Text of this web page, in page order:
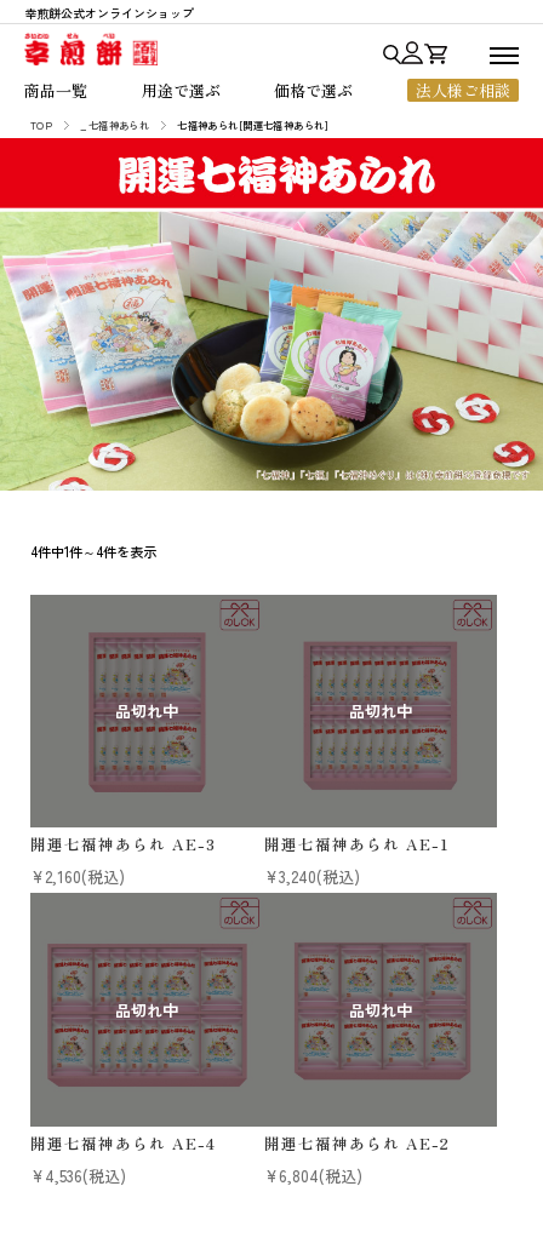
幸煎餅公式オンラインショップ
商品一覧
七福神あられ
七福神シリーズ
銀座七福神
おいしいハート
のれん百年
一枚焼
限定商品
用途で選ぶ
贈答・ご進物
お中元・お歳暮
法人様向けギフト
ちょっとした贈り物
ご自宅用
価格で選ぶ
1,001円～2,000円
2,001円～3,000円
3,001円～5,000円
5,001円以上
法人様ご相談
商品一覧
用途で選ぶ
価格で選ぶ
人気ランキング
幸煎餅のこだわり
ご利用ガイド
よくあるご質問
お客様の声
店舗のご案内
会社概要
お知らせ
お問い合わせ
メールマガジン
原材料・アレルギー情報
特定商取引法に基づく表記
個人情報の取扱いについて
TOP _七福神あられ 七福神あられ[開運七福神あられ]
4件中1件～4件を表示
開運七福神あられ AE-3
¥2,160(税込)
開運七福神あられ AE-1
¥3,240(税込)
開運七福神あられ AE-4
¥4,536(税込)
開運七福神あられ AE-2
¥6,804(税込)